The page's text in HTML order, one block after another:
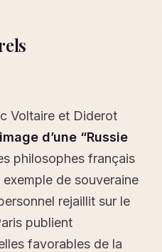
Voltaire et Diderot
d’une “Russie
philosophes français
de souveraine
rejaillit sur le
publient
favorables de la